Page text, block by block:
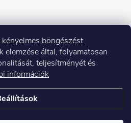
böngészést
elemzése által, folyamatosan
teljesítményét és
információk
. Minden jog fenntartva.